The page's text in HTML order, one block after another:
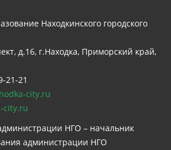
Находкинского городского
д.16, г.Находка, Приморский край,
21-21
city.ru
city.ru
НГО – начальник
администрации НГО